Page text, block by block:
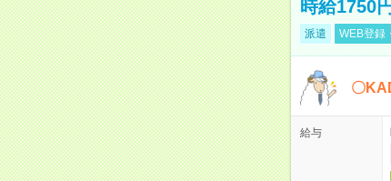
時給1750
派遣 WEB登録
〇
給与